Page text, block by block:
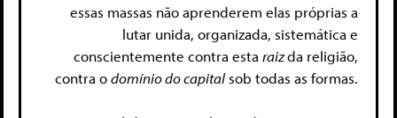
essas massas não aprenderem elas próprias a
lutar unida, organizada, sistemática e
conscientemente contra esta raizda religião,
contra odomínio do capitalsob todas as formas.